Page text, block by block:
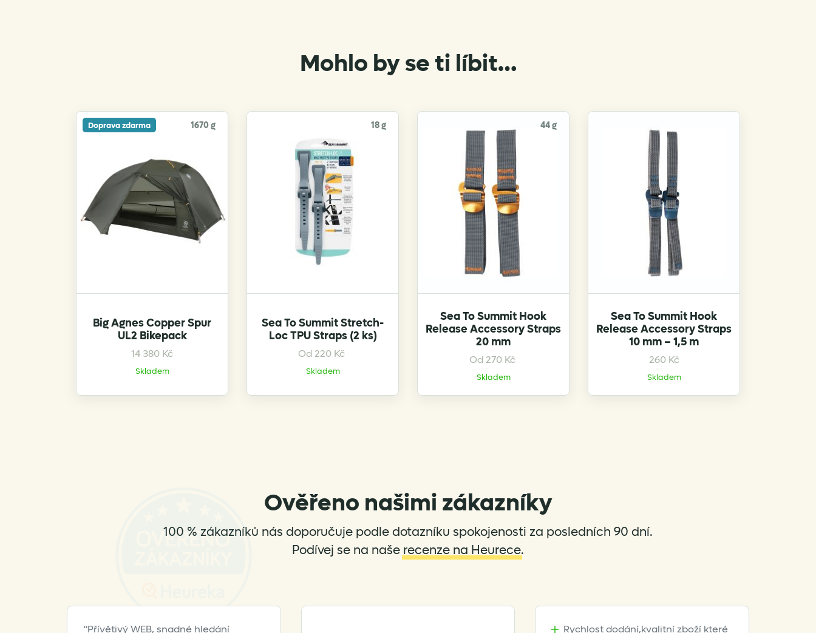
Mohlo by se ti líbit…
Doprava zdarma 1670 g
Big Agnes Copper Spur
UL2 Bikepack
14 380 Kč
Skladem
18 g
Sea To Summit Stretch-
Loc TPU Straps (2 ks)
Od220 Kč
Skladem
This
product
multiple
on
the
product
page
44 g
Sea To Summit Hook
Release Accessory Straps
20 mm
Od 270 Kč
Skladem
product
has
multiple
on
the
product
page
Sea To Summit Hook
Release Accessory Straps
10 mm – 1,5 m
260 Kč
Skladem
Ověřeno našimi zákazníky
100 % zákazníků nás doporučuje podle dotazníku spokojenosti za posledních 90 dní.
Podívej se na naše recenze na Heurece.
Přívětivý WEB, snadné hledání Rychlost dodání,kvalitní zboží které